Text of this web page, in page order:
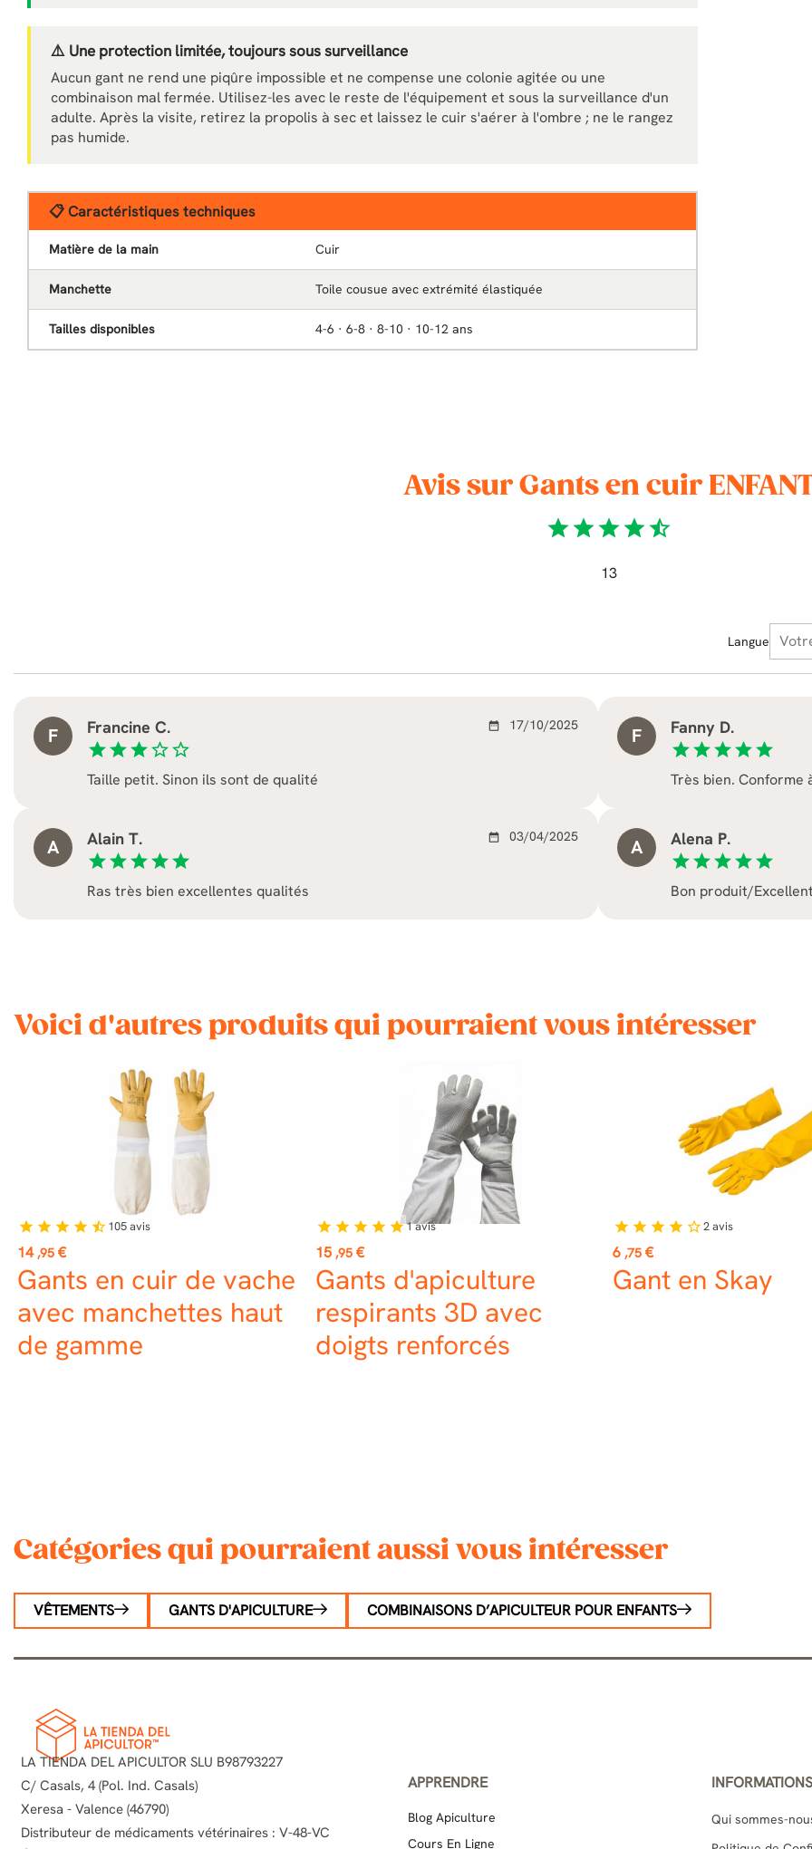
⚠️ Une protection limitée, toujours sous surveillance
Aucun gant ne rend une piqûre impossible et ne compense une colonie agitée ou une
combinaison mal fermée. Utilisez-les avec le reste de l'équipement et sous la surveillance d'un
adulte. Après la visite, retirez la propolis à sec et laissez le cuir s'aérer à l'ombre ; ne le rangez
pas humide.
📋 Caractéristiques techniques
Matière de la main Cuir
Manchette Toile cousue avec extrémité élastiquée
Tailles disponibles 4-6 · 6-8 · 8-10 · 10-12 ans
Avis sur Gants en cuir
starstarstarstarstar_half
13
Langue
F
Francine C.
starstarstarstar_borderstar_border
date_range 17/10/2025
Taille petit. Sinon ils sont de qualité
F
Fanny D.
starstarstarstarstar
Très bien. Conforme
A
Alain T.
starstarstarstarstar
date_range 03/04/2025
Ras très bien excellentes qualités
A
Alena P.
starstarstarstarstar
Bon produit/
Voici d'autres produits qui pourraient vous intéresser
Prix
14 ,95 €
Gants en cuir de vache
avec manchettes haut
de gamme
star star star star star_half 105avis
Prix
15 ,95 €
Gants d'apiculture
respirants 3D avec
doigts renforcés
star star star star star1avis
Prix
6 ,75 €
Gant en Skay
star star star star star_border2avis
Catégories qui pourraient aussi vous intéresser
VÊTEMENTS GANTS D'APICULTURE COMBINAISONS D’APICULTEUR POUR ENFANTS
LA TIENDA DEL APICULTOR SLU B98793227
C/ Casals, 4 (Pol. Ind. Casals)
Xeresa - Valence (46790)
Distributeur de médicaments vétérinaires : V-48-VC
APPRENDRE
Blog Apiculture
Cours En Ligne
INFORMATIONS
Qui sommes-